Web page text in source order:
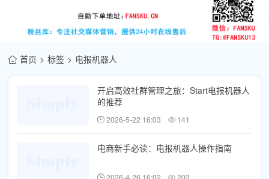
首页 标签 电报机器人
开启高效社群管理之旅：Start电报机器人
的推荐
2026-5-22 16:03 141
电商新手必读：电报机器人操作指南